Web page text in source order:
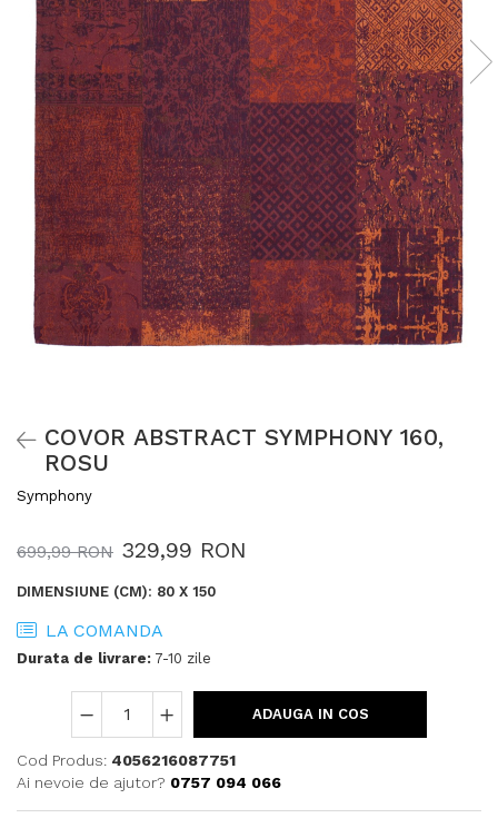
COVOR ABSTRACT SYMPHONY 160,
ROSU
Symphony
699,99 RON 329,99 RON
DIMENSIUNE (CM): 80 X 150
LA COMANDA
Durata de livrare: 7-10 zile
ADAUGA IN COS
Cod Produs: 4056216087751
Ai nevoie de ajutor? 0757 094 066